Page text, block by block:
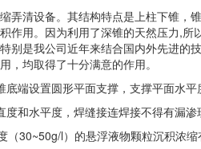
清设备。其结构特点是上柱下锥，
作用。因为利用了深锥的天然压力,
别是我公司近年来结合国内外先进的
，均取得了十分满意的作用。
设置圆形平面支撑，支撑平面水平
水平度，焊缝接连焊接不得有漏渗
l）的悬浮液物颗粒沉积浓缩